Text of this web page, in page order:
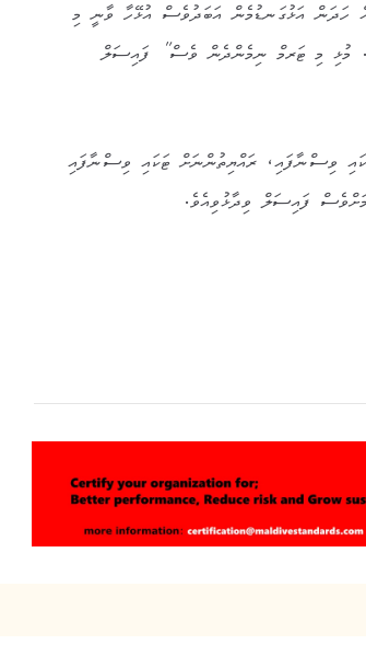
ހަދަން އަޅުގަނޑުމެން އަބަދުވެސް އުޅޭހާ ވާނީ މި
މި ޓަރމް ނިމެންދެން ވެސް” ފައިސަލް
ވިސްނާފައި، ރައްޔިތުންނަށް ޓަކައި ވިސްނާފައި
ފައިސަލް ވިދާޅުވިއެވެ.